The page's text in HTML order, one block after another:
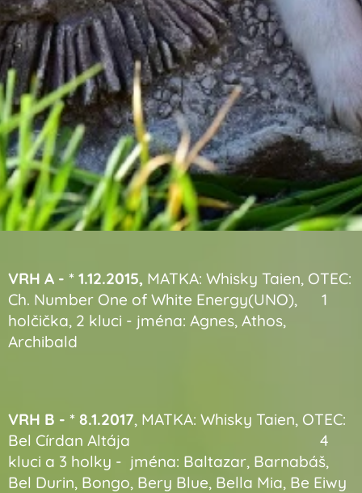
VRH A - * 1.12.2015, MATKA: Whisky Taien, OTEC:
Ch. Number One of White Energy(UNO), 1
holčička, 2 kluci - jména: Agnes, Athos,
Archibald
VRH B - * 8.1.2017, MATKA: Whisky Taien, OTEC:
Bel Círdan Altája 4
kluci a 3 holky - jména: Baltazar, Barnabáš,
Bel Durin, Bongo, Bery Blue, Bella Mia, Be Eiwy